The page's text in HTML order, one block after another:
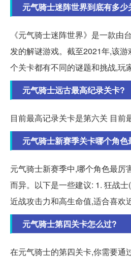
元气骑士迷阵世界到底有多少
《元气骑士迷阵世界》是一款由
发的解谜游戏。截至2021年,该
个关卡都有不同的谜题和挑战,玩
元气骑士远古最高纪录关卡?
目前最高记录关卡是第六关 目前
元气骑士新赛季关卡哪个角色
元气骑士新赛季中,哪个角色最厉
而异。以下是一些建议: 1. 狂战
近战攻击力和高生命值,适合喜欢
元气骑士第四关卡怎么过?
在元气骑士的第四关卡,你需要通